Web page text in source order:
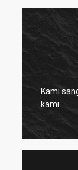
Kami
kami.